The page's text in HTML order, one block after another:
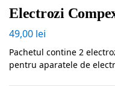
Electrozi
49,00 lei
Pachetul contine 2
pentru aparatele de